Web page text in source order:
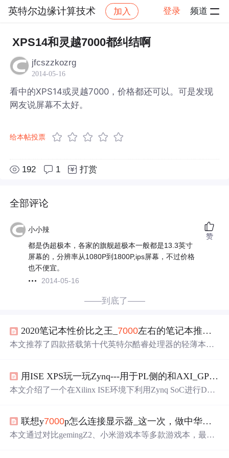
英特尔边缘计算技术 加入 登录 频道
社区 英特尔边缘计算技术 帖子详情
XPS14和灵越7000都纠结啊
jfcszzkozrg
2014-05-16
看中的XPS14或灵越7000，价格都还可以。可是发现
网友说屏幕不太好。
给本帖投票
192 1 打赏
全部评论
小小辣
都是伪超极本，各家的旗舰超极本一般都是13.3英寸
屏幕的，分辨率从1080P到1800P,ips屏幕，不过价格
也不便宜。
2014-05-16
赞
——到底了——
2020笔记本性价比之王_ 7000左右的笔记本推荐（2020游戏本性价比之王）
本文推荐了四款搭载第十代英特尔酷睿处理器的轻薄本，
薄锐、戴尔灵越5000Fit14及RedmiBook14增强版的主要特
点。
用ISE XPS玩一玩Zynq---用于PL侧的和AXI_GP接口的DMA
本文介绍了一个在Xilinx ISE环境下利用Zynq SoC进行DM
分交互的过程。文中详细描述了从XPS工程建立到SDK调
试的全部步骤。
联想y7000p怎么连接显示器_这一次，做中华良心想—联想Y
本文通过对比gemingZ2、小米游戏本等多款游戏本，最终